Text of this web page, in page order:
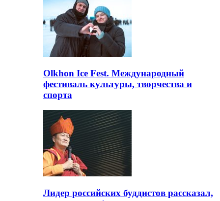
Olkhon Ice Fest. Международный
фестиваль культуры, творчества и
спорта
Лидер российских буддистов рассказал,